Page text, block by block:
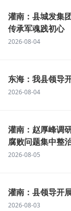
灌南：县城发集
传承军魂践初心
2026-08-04
东海：我县领导
2026-08-04
灌南：赵厚峰调
腐败问题集中整
2026-08-05
灌南：县领导开
2026-08-03